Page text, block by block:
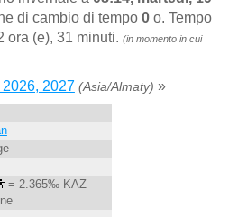
di cambio di tempo 0o. Tempo
ora (e), 31 minuti. (in momento in cui
2027 (Asia/Almaty) »
= 2.365‰ KAZ